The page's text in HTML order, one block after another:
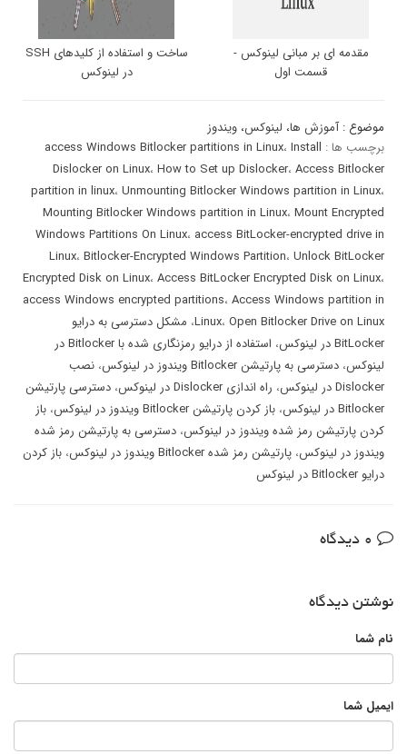
مقدمه ای بر مبانی لینوکس -
قسمت اول
ساخت و استفاده از کلیدهای SSH
در لینوکس
موضوع :آموزش ها، لینوکس، ویندوز
برچسب ها :
access Windows Bitlocker partitions in Linux، Install
Dislocker on Linux، How to Set up Dislocker، Access Bitlocker
partition in linux، Unmounting Bitlocker Windows partition in Linux،
Mounting Bitlocker Windows partition in Linux، Mount Encrypted
Windows Partitions On Linux، access BitLocker-encrypted drive in
Linux، Bitlocker-Encrypted Windows Partition، Unlock BitLocker
Encrypted Disk on Linux، Access BitLocker Encrypted Disk on Linux،
access Windows encrypted partitions، Access Windows partition in
Linux، Open Bitlocker Drive on Linux ، مشکل دسترسی به درایو
BitLocker در لینوکس
،
استفاده از درایو رمزنگاری شده با Bitlocker در
لینوکس، دسترسی به پارتیشن Bitlocker ویندوز در لینوکس ، نصب
Dislocker در لینوکس
، راه اندازی Dislocker در لینوکس ، دسترسی پارتیشن
Bitlocker در لینوکس
، باز کردن پارتیشن Bitlocker ویندوز در لینوکس ، باز
کردن پارتیشن رمز شده ویندوز در لینوکس، دسترسی به پارتیشن رمز شده
ویندوز در لینوکس، پارتیشن رمز شده Bitlocker ویندوز در لینوکس ، باز کردن
درایو Bitlocker در لینوکس
نوشتن دیدگاه
نام شما
ایمیل شما